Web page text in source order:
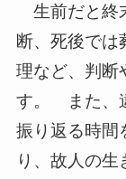
生前だと終
断、死後では
理など、判断
す。 また、
振り返る時間
り、故人の